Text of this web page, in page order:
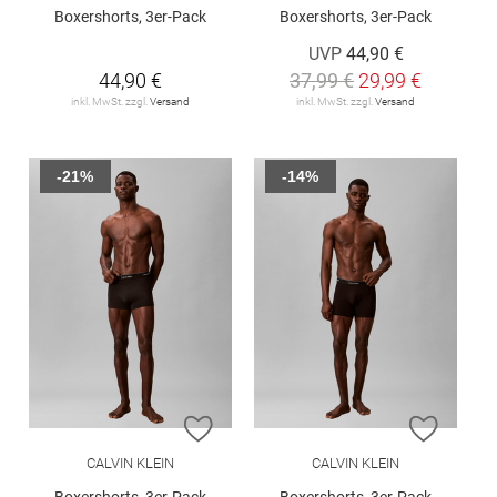
Boxershorts, 3er-Pack
44,90 €
inkl. MwSt. zzgl. Versand
Boxershorts, 3er-Pack
UVP 44,90 €
37,99 € 29,99 €
inkl. MwSt. zzgl. Versand
ZUR WUNSCHLISTE HINZUFÜGEN
CALVIN KLEIN
-21%
ZUR
CALVIN KLEIN
-14%